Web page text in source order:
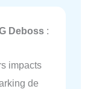
Deboss :
impacts
de